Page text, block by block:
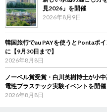
見2026」を開催
2026年8月9日
韓国旅行でau PAYを使うとPontaポ
に【9月30日まで】
2026年8月8日
ノーベル賞受賞・白川英樹博士が小
電性プラスチック実験イベントを開催
2026年8月8日